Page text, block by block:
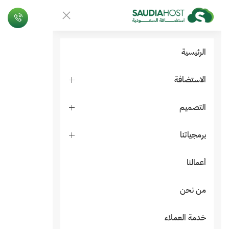
الرئيسية
الاستضافة
التصميم
برمجياتنا
أعمالنا
من نحن
خدمة العملاء